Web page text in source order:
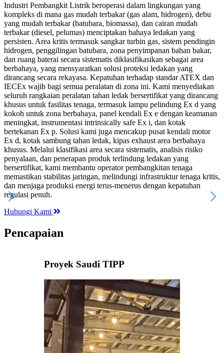
Industri Pembangkit Listrik beroperasi dalam lingkungan yang
kompleks di mana gas mudah terbakar (gas alam, hidrogen), debu
yang mudah terbakar (batubara, biomassa), dan cairan mudah
terbakar (diesel, pelumas) menciptakan bahaya ledakan yang
persisten. Area kritis termasuk sangkar turbin gas, sistem pendingin
hidrogen, penggilingan batubara, zona penyimpanan bahan bakar,
dan ruang baterai secara sistematis diklasifikasikan sebagai area
berbahaya, yang mensyaratkan solusi proteksi ledakan yang
dirancang secara rekayasa. Kepatuhan terhadap standar ATEX dan
IECEx wajib bagi semua peralatan di zona ini. Kami menyediakan
seluruh rangkaian peralatan tahan ledak bersertifikat yang dirancang
khusus untuk fasilitas tenaga, termasuk lampu pelindung Ex d yang
kokoh untuk zona berbahaya, panel kendali Ex e dengan keamanan
meningkat, instrumentasi intrinsically safe Ex i, dan kotak
bertekanan Ex p. Solusi kami juga mencakup pusat kendali motor
Ex d, kotak sambung tahan ledak, kipas exhaust area berbahaya
khusus. Melalui klasifikasi area secara sistematis, analisis risiko
penyalaan, dan penerapan produk terlindung ledakan yang
bersertifikat, kami membantu operator pembangkitan tenaga
memastikan stabilitas jaringan, melindungi infrastruktur tenaga kritis,
dan menjaga produksi energi terus-menerus dengan kepatuhan
regulasi penuh.
Hubungi Kami
Pencapaian
Proyek Saudi TIPP